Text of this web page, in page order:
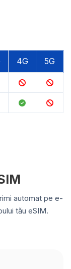
4G 5G
automat pe e-
tău eSIM.